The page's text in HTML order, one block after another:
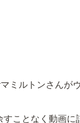
ミルトンさんが
ことなく動画